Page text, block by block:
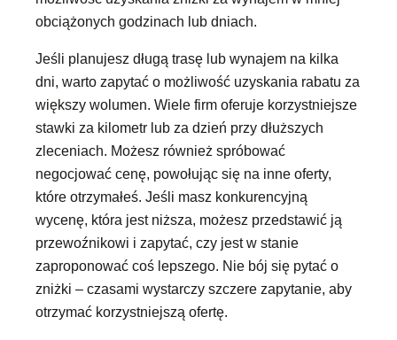
obciążonych godzinach lub dniach.
Jeśli planujesz długą trasę lub wynajem na kilka
dni, warto zapytać o możliwość uzyskania rabatu za
większy wolumen. Wiele firm oferuje korzystniejsze
stawki za kilometr lub za dzień przy dłuższych
zleceniach. Możesz również spróbować
negocjować cenę, powołując się na inne oferty,
które otrzymałeś. Jeśli masz konkurencyjną
wycenę, która jest niższa, możesz przedstawić ją
przewoźnikowi i zapytać, czy jest w stanie
zaproponować coś lepszego. Nie bój się pytać o
zniżki – czasami wystarczy szczere zapytanie, aby
otrzymać korzystniejszą ofertę.